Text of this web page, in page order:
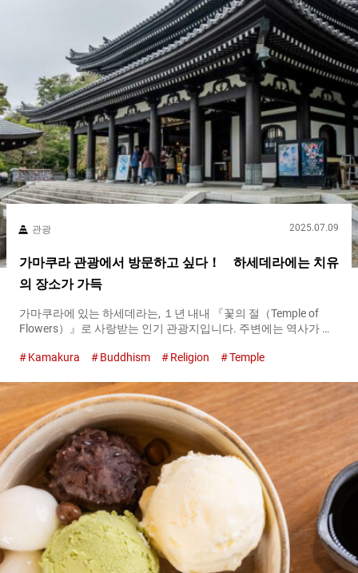
sabi）』에 통하는 매력이 이끼에는 있습니다. 해외에서도 매력이
퍼지고 있는 이끼를 가까이에서 관찰하고 싶다면, 호코쿠지만큼
완벽한 장소는 없을 것입니다. 역사 있는호코쿠지의 건축물 정원
을 지나면 호코쿠지의 본당이 보입니다. 호코쿠지에서의 참배 예
절은 합장 일례. 부처님께 손바닥을 맞대고...
관광 2025.07.09
가마쿠라 관광에서 방문하고 싶다！ 하세데라에는 치유
의 장소가 가득
가마쿠라에 있는 하세데라는, １년 내내 『꽃의 절（Temple of
Flowers）』로 사랑받는 인기 관광지입니다. 주변에는 역사가 있
는 것을 추천합니다. 자연이 가득한 하세데라에서 심신 모두 리프
Temple）』라고 적힌 산문이 방문객을 맞이합니다. 접수처는 산
문 옆에 있으니, 먼저 참관료를 지불합시다. 산문 산문을 지나면 보
이는 것은 하경내라고 불리는 구역입니다. 잉어가 헤엄치는 연못
과 아름다운 일본 정원이 등장합니다. 사계절에 따라 다양한 모습
을 보여주는 것이 하세데라의 큰 매력. 부지 내를 천천히 산책하는
것만으로도 즐길 수 있는 장소입니다. 본당은 약간 계단을 올라간
높은 곳에 있습니다. 올라가면서, 녹색으로 아름답게 이끼 낀 돌담
과 경사를 즐길 수 있습니다. 본당으로 가는 도중에 있는 『료앤(좋
은 인연) 지조（Ryo-en Jizō）』은 주목할 만한 포토 스팟！ 경내
에 ３곳이 있으며, 모두 찾아서 참배하면 이익이 있다고 하여...
Kamakura Buddhism Religion Temple